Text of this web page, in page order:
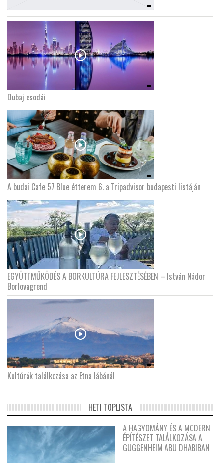
Dubaj csodái
A budai Cafe 57 Blue étterem 6. a Tripadvisor budapesti listáján
EGYÜTTMŰKÖDÉS A BORKULTÚRA FEJLESZTÉSÉBEN – István Nádor
Borlovagrend
Kultúrák találkozása az Etna lábánál
HETI TOPLISTA
A HAGYOMÁNY ÉS A MODERN
ÉPÍTÉSZET TALÁLKOZÁSA A
GUGGENHEIM ABU DHABIBAN